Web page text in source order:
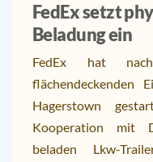
FedEx setzt
Beladung ein
FedEx hat
flächendeckenden
Hagerstown
Kooperation mit
beladen Lkw-